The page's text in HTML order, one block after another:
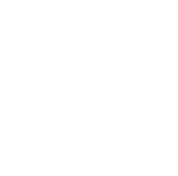
NinjaOne en
demos bajo demanda y descubre